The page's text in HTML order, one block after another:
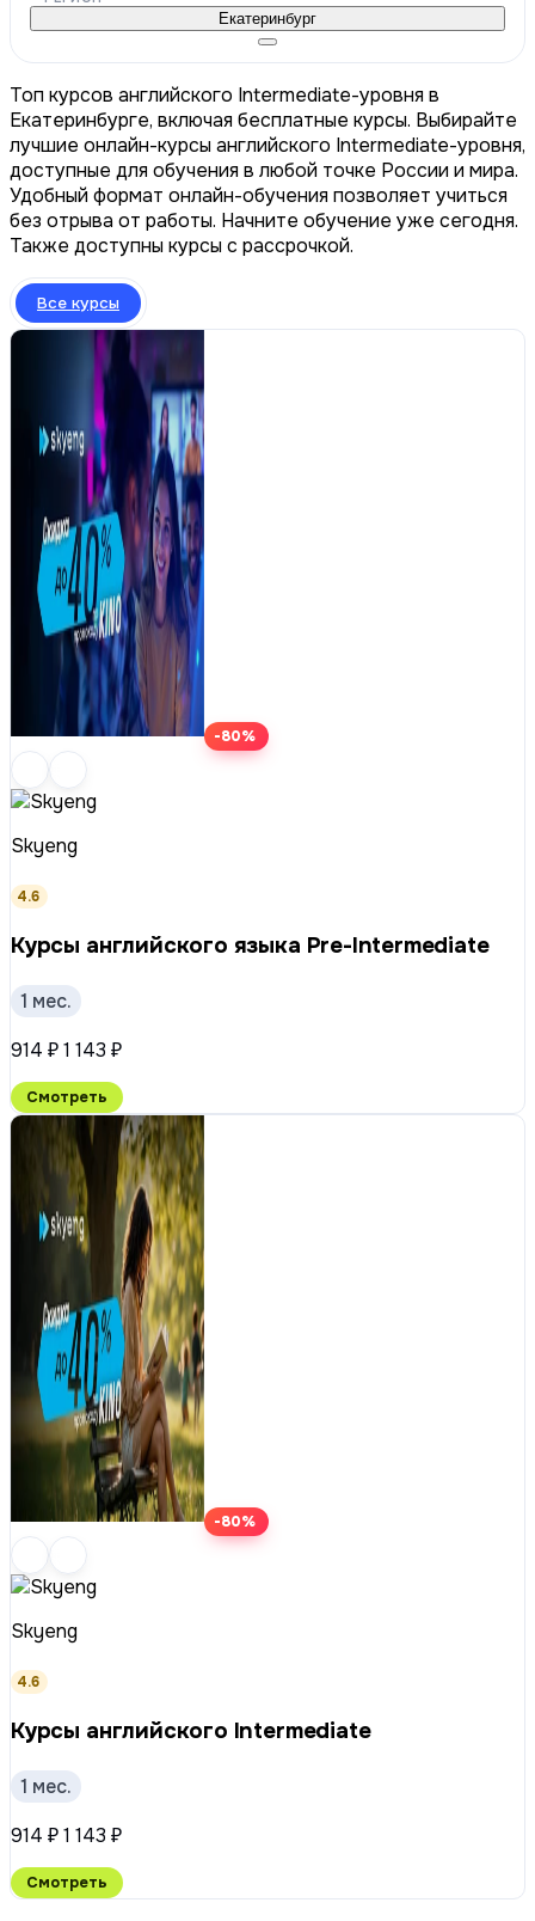
Екатеринбург
Топ курсов английского Intermediate-уровня в
Екатеринбурге, включая бесплатные курсы. Выбирайте
лучшие онлайн-курсы английского Intermediate-уровня,
доступные для обучения в любой точке России и мира.
Удобный формат онлайн-обучения позволяет учиться
без отрыва от работы. Начните обучение уже сегодня.
Также доступны курсы с рассрочкой.
Все курсы
-80%
Skyeng
4.6
Курсы английского языка Pre-Intermediate
1 мес.
914 ₽1 143 ₽
Смотреть
-80%
Skyeng
4.6
Курсы английского Intermediate
1 мес.
914 ₽1 143 ₽
Смотреть